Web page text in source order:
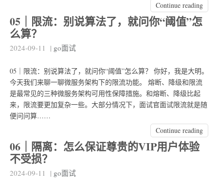
Continue reading
05｜限流：别说算法了，就问你“阈值”怎
么算？
2024-09-11 | go面试
05｜限流：别说算法了，就问你“阈值”怎么算？ 你好，我是大明。
今天我们来聊一聊微服务架构下的限流功能。 熔断、降级和限流
是最常见的三种微服务架构可用性保障措施。和熔断、降级比起
来，限流要更加复杂一些。大部分情况下，面试官面试限流就是随
便问问算……
Continue reading
06｜隔离：怎么保证尊贵的VIP用户体验
不受损？
2024-09-11 | go面试